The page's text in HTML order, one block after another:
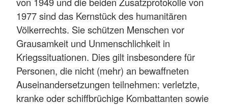
1977 sind das Kernstück des humanitären
Völkerrechts. Sie schützen Menschen vor
Grausamkeit und Unmenschlichkeit in
Kriegssituationen. Dies gilt insbesondere für
Personen, die nicht (mehr) an bewaffneten
Auseinandersetzungen teilnehmen: verletzte,
kranke oder schiffbrüchige Kombattanten sowie